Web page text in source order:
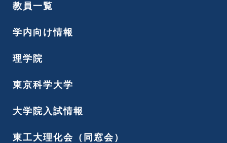
教員一覧
学内向け情報
理学院
東京科学大学
大学院入試情報
東工大理化会（同窓会）